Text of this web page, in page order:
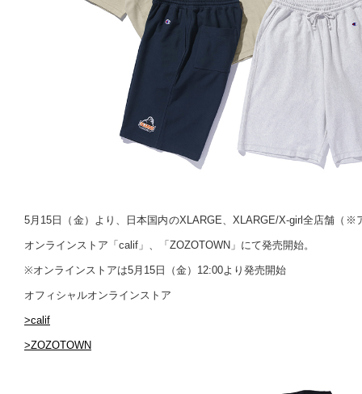
5月15日（金）より、日本国内のXLARGE、XLARGE/X-girl全店舗（※
オンラインストア「calif」、「ZOZOTOWN」にて発売開始。
※オンラインストアは5月15日（金）12:00より発売開始
オフィシャルオンラインストア
>calif
>ZOZOTOWN